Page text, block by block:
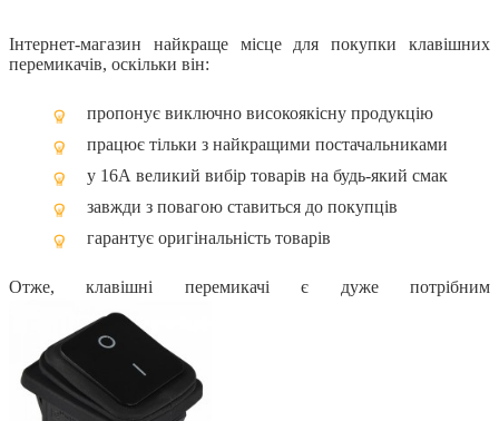
Інтернет-магазин найкраще місце для покупки клавішних
перемикачів, оскільки він:
пропонує виключно високоякісну продукцію
працює тільки з найкращими постачальниками
у 16А великий вибір товарів на будь-який смак
завжди з повагою ставиться до покупців
гарантує оригінальність товарів
Отже, клавішні перемикачі є дуже потрібним